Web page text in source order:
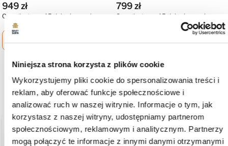
Niniejsza strona korzysta z plików cookie
Wykorzystujemy pliki cookie do spersonalizowania treści i
reklam, aby oferować funkcje społecznościowe i
analizować ruch w naszej witrynie. Informacje o tym, jak
korzystasz z naszej witryny, udostępniamy partnerom
społecznościowym, reklamowym i analitycznym. Partnerzy
mogą połączyć te informacje z innymi danymi otrzymanymi
949 zł
Czas dostawy: 15 dni roboczych
799 zł
Czas dostawy: 15 dni roboczych
Produkt nie posiada recenzji
Może zainteresują Cię inne ocenione produkty